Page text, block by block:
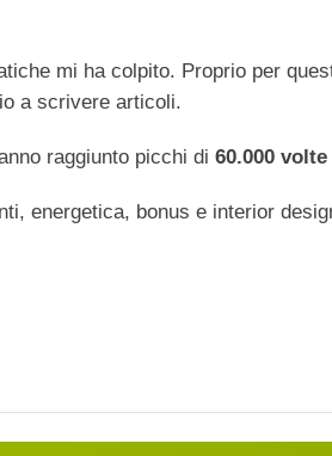
mi ha colpito. Proprio per
a scrivere articoli.
raggiunto picchi di 60.000
energetica, bonus e interior